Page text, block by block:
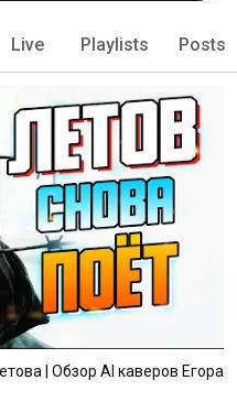
Live Playlists Posts
| Обзор AI каверов Егора